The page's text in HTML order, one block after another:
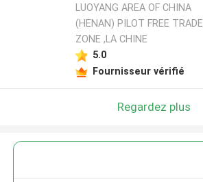
LUOYANG AREA OF CHINA
(HENAN) PILOT FREE TRADE
ZONE ,LA CHINE
5.0
Fournisseur vérifié
Regardez plus